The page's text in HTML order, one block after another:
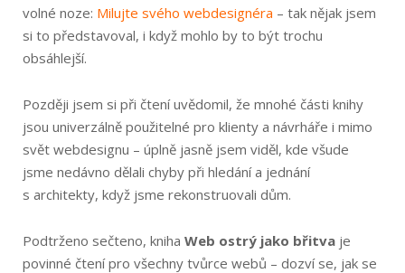
volné noze: Milujte svého webdesignéra – tak nějak jsem
si to představoval, i když mohlo by to být trochu
obsáhlejší.
Později jsem si při čtení uvědomil, že mnohé části knihy
jsou univerzálně použitelné pro klienty a návrháře i mimo
svět webdesignu – úplně jasně jsem viděl, kde všude
jsme nedávno dělali chyby při hledání a jednání
s architekty, když jsme rekonstruovali dům.
Podtrženo sečteno, kniha Web ostrý jako břitva je
povinné čtení pro všechny tvůrce webů – dozví se, jak se